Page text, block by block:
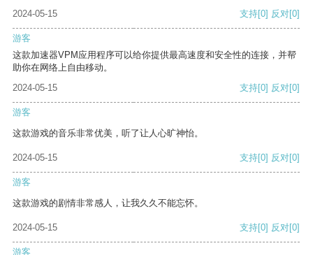
2024-05-15 支持[0] 反对[0]
游客
这款加速器VPM应用程序可以给你提供最高速度和安全性的连接，并帮
助你在网络上自由移动。
2024-05-15
支持[0] 反对[0]
游客
这款游戏的音乐非常优美，听了让人心旷神怡。
2024-05-15 支持[0] 反对[0]
游客
这款游戏的剧情非常感人，让我久久不能忘怀。
2024-05-15 支持[0] 反对[0]
游客